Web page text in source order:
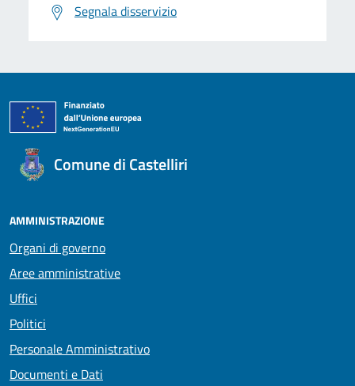
Segnala disservizio
Comune di Castelliri
AMMINISTRAZIONE
Organi di governo
Aree amministrative
Uffici
Politici
Personale Amministrativo
Documenti e Dati